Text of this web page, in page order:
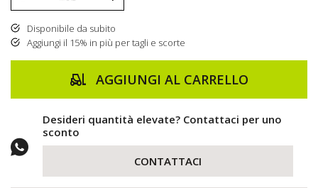
Disponibile da subito
Aggiungi il 15% in più per tagli e scorte
AGGIUNGI AL CARRELLO
Desideri quantità elevate? Contattaci per uno
sconto
CONTATTACI